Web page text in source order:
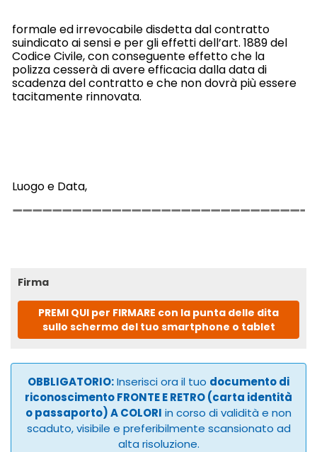
formale ed irrevocabile disdetta dal contratto
suindicato ai sensi e per gli effetti dell’art. 1889 del
Codice Civile, con conseguente effetto che la
polizza cesserà di avere efficacia dalla data di
scadenza del contratto e che non dovrà più essere
tacitamente rinnovata.
Luogo e Data,
Firma
PREMI QUI per FIRMARE con la punta delle dita
sullo schermo del tuo smartphone o tablet
OBBLIGATORIO:Inserisci ora il tuo documento di
riconoscimento FRONTE E RETRO (carta identità
o passaporto) A COLORI in corso di validità e non
scaduto, visibile e preferibilmente scansionato ad
alta risoluzione.